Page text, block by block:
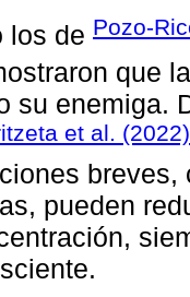
los de Pozo-
que
su enemiga.
et al. (2022)
pueden